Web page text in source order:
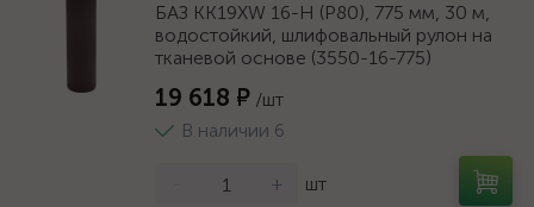
БАЗ KK19XW 16-H (Р80), 775 мм, 30 м,
водостойкий, шлифовальный рулон на
тканевой основе (3550-16-775)
19 618 ₽ /шт
В наличии 6
+ шт